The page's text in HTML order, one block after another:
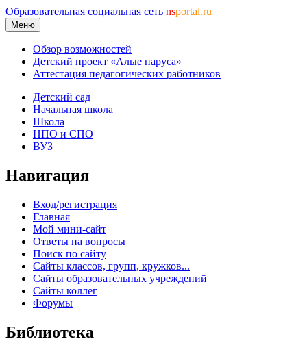
Образовательная социальная сеть nsportal.ru
Меню
Обзор возможностей
Детский проект «Алые паруса»
Аттестация педагогических работников
Детский сад
Начальная школа
Школа
НПО и СПО
ВУЗ
Навигация
Вход/регистрация
Главная
Мой мини-сайт
Ответы на вопросы
Поиск по сайту
Сайты классов, групп, кружков...
Сайты образовательных учреждений
Сайты коллег
Форумы
Библиотека